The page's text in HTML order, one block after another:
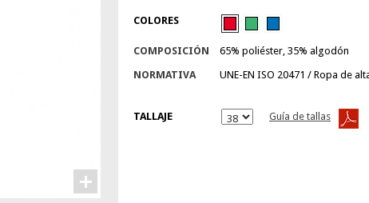
COLORES
COMPOSICIÓN
65% poliéster, 35% algodón
NORMATIVA
UNE-EN ISO 20471 / Ropa de
TALLAJE Guía de tallas